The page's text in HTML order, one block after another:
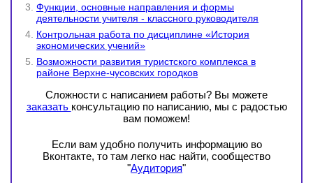
Функции, основные направления и формы
деятельности учителя - классного руководителя
Контрольная работа по дисциплине «История
экономических учений»
Возможности развития туристского комплекса в
районе Верхне-чусовских городков
Сложности с написанием работы? Вы можете
заказать консультацию по написанию, мы с радостью
вам поможем!
Если вам удобно получить информацию во
Вконтакте, то там легко нас найти, сообщество
"Аудитория"